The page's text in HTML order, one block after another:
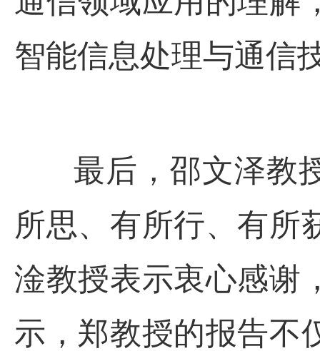
智能信息处理与通信
最后，邵文泽教授
所思、有所行、有所
淦教授表示衷心感谢
示，郑教授的报告不